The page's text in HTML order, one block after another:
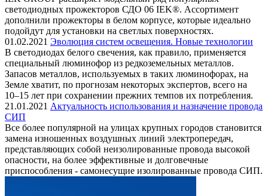
светодиодных прожекторов СДО 06 IEK®. Ассортимент
дополнили прожекторы в белом корпусе, которые идеально
подойдут для установки на светлых поверхностях.
01.02.2021 Эволюция систем освещения. Новые технологии
В светодиодах белого свечения, как правило, применяется
специальный люминофор из редкоземельных металлов.
Запасов металлов, используемых в таких люминофорах, на
Земле хватит, по прогнозам некоторых экспертов, всего на
10–15 лет при сохранении прежних темпов их потребления.
21.01.2021 Актуальность использования и назначение провода
СИП
Все более популярной на улицах крупных городов становится
замена изношенных воздушных линий электропередач,
представляющих собой неизолированные провода высокой
опасности, на более эффективные и долговечные
приспособления - самонесущие изолированные провода СИП.